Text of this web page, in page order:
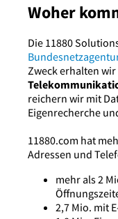
Woher
Die 11880
Zweck erhalten
reichern wir mit
Eigenrecherche
11880.com hat
Adressen und
mehr als 2
2,7 Mio. mit